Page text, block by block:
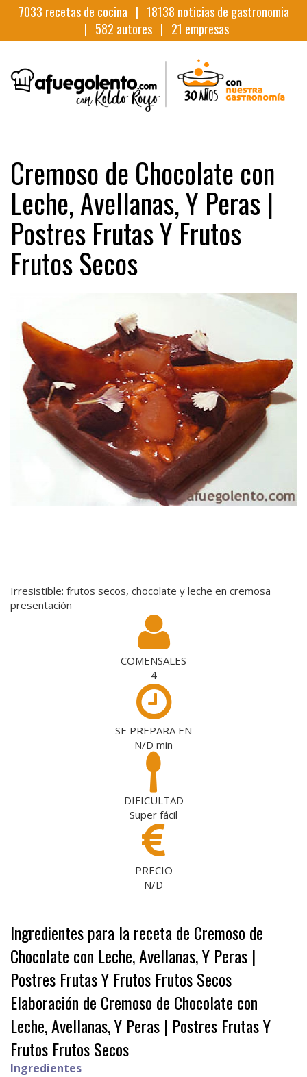
7033 recetas de cocina | 18138 noticias de gastronomia
| 582 autores | 21 empresas
Cremoso de Chocolate con
Leche, Avellanas, Y Peras |
Postres Frutas Y Frutos
Frutos Secos
Irresistible: frutos secos, chocolate y leche en cremosa
presentación
COMENSALES
4
SE PREPARA EN
N/D min
DIFICULTAD
Super fácil
PRECIO
N/D
Ingredientes para la receta de Cremoso de
Chocolate con Leche, Avellanas, Y Peras |
Postres Frutas Y Frutos Frutos Secos
Elaboración de Cremoso de Chocolate con
Leche, Avellanas, Y Peras | Postres Frutas Y
Frutos Frutos Secos
Ingredientes